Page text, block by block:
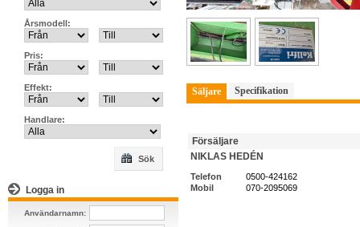
Årsmodell:
Pris:
Effekt:
Handlare:
Sök
Logga in
Användarnamn:
Säljare Specifikation
Försäljare
NIKLAS HEDÉN
Telefon
0500-424162
Mobil
070-2095069